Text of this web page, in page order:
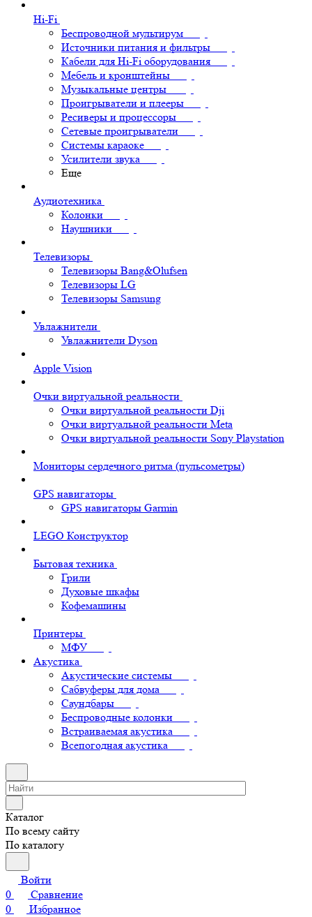
Hi-Fi
Беспроводной мультирум
Источники питания и фильтры
Кабели для Hi-Fi оборудования
Мебель и кронштейны
Музыкальные центры
Проигрыватели и плееры
Ресиверы и процессоры
Сетевые проигрыватели
Системы караоке
Усилители звука
Еще
Аудиотехника
Колонки
Наушники
Телевизоры
Телевизоры Bang&Olufsen
Телевизоры LG
Телевизоры Samsung
Увлажнители
Увлажнители Dyson
Apple Vision
Очки виртуальной реальности
Очки виртуальной реальности Dji
Очки виртуальной реальности Meta
Очки виртуальной реальности Sony Playstation
Мониторы сердечного ритма (пульсометры)
GPS навигаторы
GPS навигаторы Garmin
LEGO Конструктор
Бытовая техника
Грили
Духовые шкафы
Кофемашины
Принтеры
МФУ
Акустика
Акустические системы
Сабвуферы для дома
Саундбары
Беспроводные колонки
Встраиваемая акустика
Всепогодная акустика
Каталог
По всему сайту
По каталогу
Войти
0
Сравнение
0
Избранное